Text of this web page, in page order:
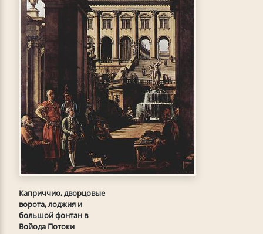
Каприччио, дворцовые
ворота, лоджия и
большой фонтан в
Войода Потоки